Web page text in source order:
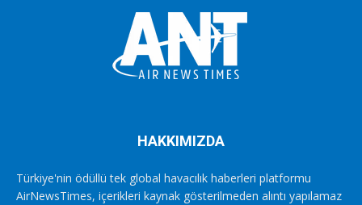
HAKKIMIZDA
Türkiye'nin ödüllü tek global havacılık haberleri platformu
AirNewsTimes, içerikleri kaynak gösterilmeden alıntı yapılamaz